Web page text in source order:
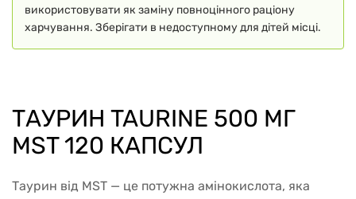
використовувати як заміну повноцінного раціону
харчування. Зберігати в недоступному для дітей місці.
ТАУРИН TAURINE 500 МГ
MST 120 КАПСУЛ
Таурин від MST — це потужна амінокислота, яка